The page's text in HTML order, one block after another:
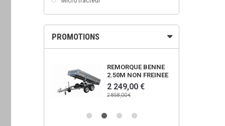
PROMOTIONS
REMORQUE BENNE
2.50M NON FREINEE
2 249,00 €
2 858,00 €